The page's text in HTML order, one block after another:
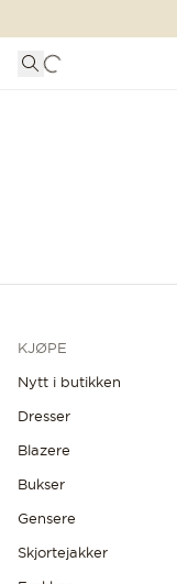
CUSTOM MADE
BUTIKKER
KJØPE
Nytt i butikken
Dresser
Blazere
Bukser
Gensere
Skjortejakker